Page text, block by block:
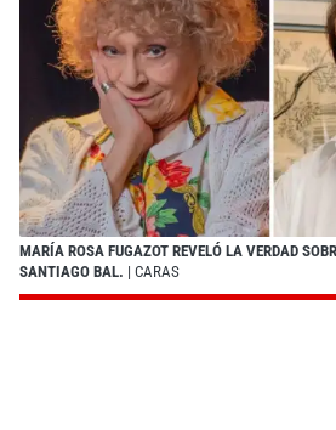
MARÍA ROSA FUGAZOT REVELÓ LA VERDAD
SANTIAGO BAL. | CARAS